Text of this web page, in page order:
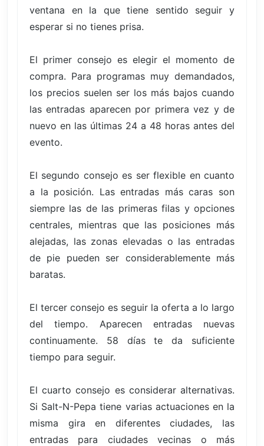
ventana en la que tiene sentido seguir y
esperar si no tienes prisa.
El primer consejo es elegir el momento de
compra. Para programas muy demandados,
los precios suelen ser los más bajos cuando
las entradas aparecen por primera vez y de
nuevo en las últimas 24 a 48 horas antes del
evento.
El segundo consejo es ser flexible en cuanto
a la posición. Las entradas más caras son
siempre las de las primeras filas y opciones
centrales, mientras que las posiciones más
alejadas, las zonas elevadas o las entradas
de pie pueden ser considerablemente más
baratas.
El tercer consejo es seguir la oferta a lo largo
del tiempo. Aparecen entradas nuevas
continuamente. 58 días te da suficiente
tiempo para seguir.
El cuarto consejo es considerar alternativas.
Si Salt-N-Pepa tiene varias actuaciones en la
misma gira en diferentes ciudades, las
entradas para ciudades vecinas o más